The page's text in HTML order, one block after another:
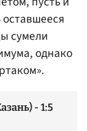
сумели
однако
- 1:5